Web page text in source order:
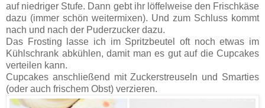
auf niedriger Stufe. Dann gebt ihr löffelweise den Frischkäse
dazu (immer schön weitermixen). Und zum Schluss kommt
nach und nach der Puderzucker dazu.
Das Frosting lasse ich im Spritzbeutel oft noch etwas im
Kühlschrank abkühlen, damit man es gut auf die Cupcakes
verteilen kann.
Cupcakes anschließend mit Zuckerstreuseln und Smarties
(oder auch frischem Obst) verzieren.